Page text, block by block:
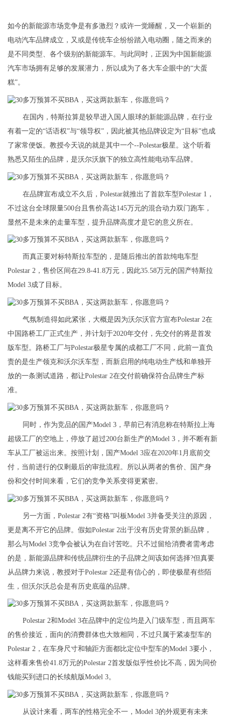
如今的新能源市场竞争是有多激烈？或许一觉睡醒，又一个崭新的
电动汽车品牌成立，又或是传统车企纷纷踏入电动圈，随之而来的
是不同类型、各个级别的新能源车。与此同时，正因为中国新能源
汽车市场拥有足够的发展潜力，所以成为了各大车企眼中的“大蛋
糕”。
在国内，特斯拉算是较早进入国人眼球的新能源品牌，在行业
有着一定的“话语权”与“领导权”，因此被其他品牌设定为“目标”也成
了家常便饭。教授今天说的就是其中一个--Polestar极星。这个听着
熟悉又陌生的品牌，是沃尔沃旗下的独立高性能电动车品牌。
在品牌宣布成立不久后，Polestar就推出了首款车型Polestar 1，
不过这台全球限量500台且售价高达145万元的混合动力双门跑车，
显然不是未来的走量车型，提升品牌高度才是它的意义所在。
而真正要对标特斯拉车型的，是随后推出的首款纯电车型
Polestar 2，售价区间在29.8-41.8万元，因此35.58万元的国产特斯拉
Model 3成了目标。
气氛制造得如此紧张，大概是因为沃尔沃官方宣布Polestar 2在
中国路桥工厂正式生产，并计划于2020年交付，先交付的将是首发
版车型。路桥工厂与Polestar极星专属的成都工厂不同，此前一直负
责的是生产领克和沃尔沃车型，而新启用的纯电动生产线和单独开
放的一条测试道路，都让Polestar 2在交付前确保符合品牌生产标
准。
同时，作为竞品的国产Model 3，早前已有消息称在特斯拉上海
超级工厂的空地上，停放了超过200台新生产的Model 3，并不断有新
车从工厂被运出来。按照计划，国产Model 3应在2020年1月底前交
付，当前进行的仅剩最后的审批流程。所以从两者的售价、国产身
份和交付时间来看，它们的竞争关系变得更紧密。
另一方面，Polestar 2有“资格”叫板Model 3并备受关注的原因，
更是离不开它的品牌。假如Polestar 2出于没有历史背景的新品牌，
那么与Model 3竞争会被认为在自讨苦吃。只不过留给消费者需考虑
的是，新能源品牌和传统品牌衍生的子品牌之间该如何选择?但真要
从品牌力来说，教授对于Polestar 2还是有信心的，即使极星有些陌
生，但沃尔沃总会是有历史底蕴的品牌。
Polestar 2和Model 3在品牌中的定位均是入门级车型，而且两车
的售价接近，面向的消费群体也大致相同，不过只属于紧凑型车的
Polestar 2，在车身尺寸和轴距方面都比定位中型车的Model 3要小，
这样看来售价41.8万元的Polestar 2首发版似乎性价比不高，因为同价
钱能买到进口的长续航版Model 3。
从设计来看，两车的性格完全不一，Model 3的外观更有未来